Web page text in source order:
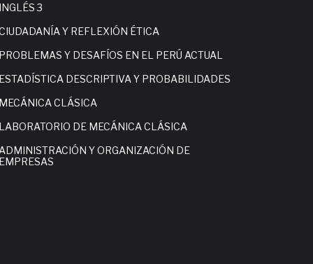
INGLÉS 3
Y REFLEXIÓN ÉTICA
PROBLEMAS Y DESAFÍOS EN EL PERÚ ACTUAL
ESTADÍSTICA DESCRIPTIVA Y PROBABILIDADES
MECÁNICA CLÁSICA
LABORATORIO DE MECÁNICA CLÁSICA
ADMINISTRACIÓN Y ORGANIZACIÓN DE
EMPRESAS